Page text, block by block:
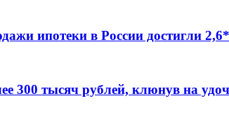
ипотеки в России достигли
300 тысяч рублей, клюнув на